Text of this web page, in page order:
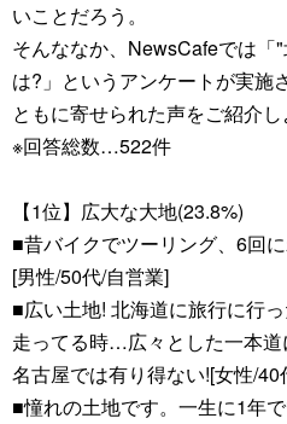
いことだろう。
そんななか、NewsCafeでは「
は?」というアンケートが実施
ともに寄せられた声をご紹介し
※回答総数…522件
【1位】広大な大地(23.8%)
■昔バイクでツーリング、6回
[男性/50代/自営業]
■広い土地! 北海道に旅行に行
走ってる時…広々とした一本
名古屋では有り得ない![女性/40
■憧れの土地です。一生に1年